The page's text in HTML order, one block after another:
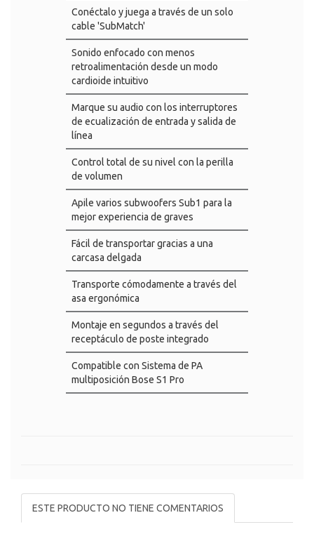
Conéctalo y juega a través de un solo
cable 'SubMatch'
Sonido enfocado con menos
retroalimentación desde un modo
cardioide intuitivo
Marque su audio con los interruptores
de ecualización de entrada y salida de
línea
Control total de su nivel con la perilla
de volumen
Apile varios subwoofers Sub1 para la
mejor experiencia de graves
Fácil de transportar gracias a una
carcasa delgada
Transporte cómodamente a través del
asa ergonómica
Montaje en segundos a través del
receptáculo de poste integrado
Compatible con Sistema de PA
multiposición Bose S1 Pro
ESTE PRODUCTO NO TIENE COMENTARIOS